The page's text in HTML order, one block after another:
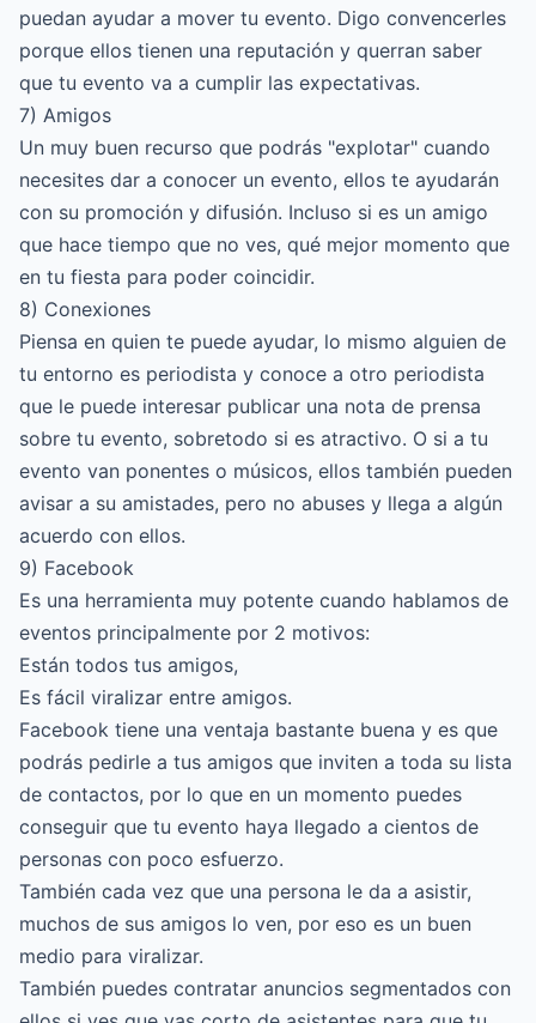
puedan ayudar a mover tu evento. Digo convencerles
porque ellos tienen una reputación y querran saber
que tu evento va a cumplir las expectativas.
7) Amigos
Un muy buen recurso que podrás "explotar" cuando
necesites dar a conocer un evento, ellos te ayudarán
con su promoción y difusión. Incluso si es un amigo
que hace tiempo que no ves, qué mejor momento que
en tu fiesta para poder coincidir.
8) Conexiones
Piensa en quien te puede ayudar, lo mismo alguien de
tu entorno es periodista y conoce a otro periodista
que le puede interesar publicar una nota de prensa
sobre tu evento, sobretodo si es atractivo. O si a tu
evento van ponentes o músicos, ellos también pueden
avisar a su amistades, pero no abuses y llega a algún
acuerdo con ellos.
9) Facebook
Es una herramienta muy potente cuando hablamos de
eventos principalmente por 2 motivos:
Están todos tus amigos,
Es fácil viralizar entre amigos.
Facebook tiene una ventaja bastante buena y es que
podrás pedirle a tus amigos que inviten a toda su lista
de contactos, por lo que en un momento puedes
conseguir que tu evento haya llegado a cientos de
personas con poco esfuerzo.
También cada vez que una persona le da a asistir,
muchos de sus amigos lo ven, por eso es un buen
medio para viralizar.
También puedes contratar anuncios segmentados con